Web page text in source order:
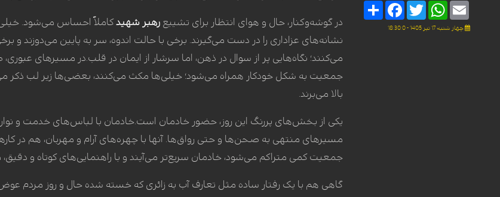
Share
FacebookTwitter
WhatsAppEmail
چهار شنبه 17 تیر 1405 - 18:30:0
در گوشه‌وکنار، حال و هوای انتظار برای تشییع رهبر شهیدکاملاً احساس می‌شود.
نشانه‌های عزاداری را در دست می‌گیرند. برخی با حالت اندوه، سر به پایین می‌دوزند
می‌کنند؛ نگاه‌هایی پر از سوال در ذهن، اما سرشار از ایمان در قلب.در مسیرهای
جمعیت به شکل خودکار همراه می‌شود؛ خیلی‌ها مکث می‌کنند، بعضی‌ها زیر لب ذکر
بالا می‌برند.
یکی از بخش‌های پررنگ این روز، حضور خادمان است.خادمان با لباس‌های خدمت و
مسیرهای منتهی به صحن‌ها و حتی رواق‌ها. آنها با چهره‌های آرام و مهربان، هم در
جمعیت کمی متراکم می‌شود، خادمان سریع‌تر می‌آیند و با راهنمایی‌های کوتاه و دقیق،
گاهی هم با یک رفتار ساده مثل تعارف آب به زائری که خسته شده حال و روز مردم